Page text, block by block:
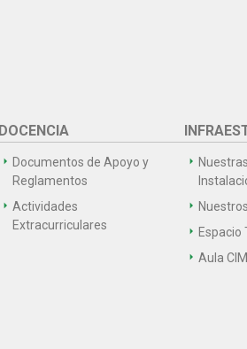
DOCENCIA
Documentos de Apoyo y
Reglamentos
Actividades
Extracurriculares
Nuestras
Espacio
Aula